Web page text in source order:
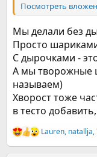
Посмотреть
Мы делали без
Просто
С дырочками -
А мы творожные
называем)
Хворост тоже
в тесто
Р
е
Lauren, natallja,